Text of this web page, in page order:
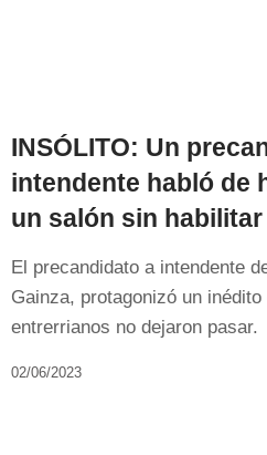
INSÓLITO: Un
intendente habló de
un salón sin habilitar
El precandidato a intendente
Gainza, protagonizó un
entrerrianos no dejaron pasar.
02/06/2023